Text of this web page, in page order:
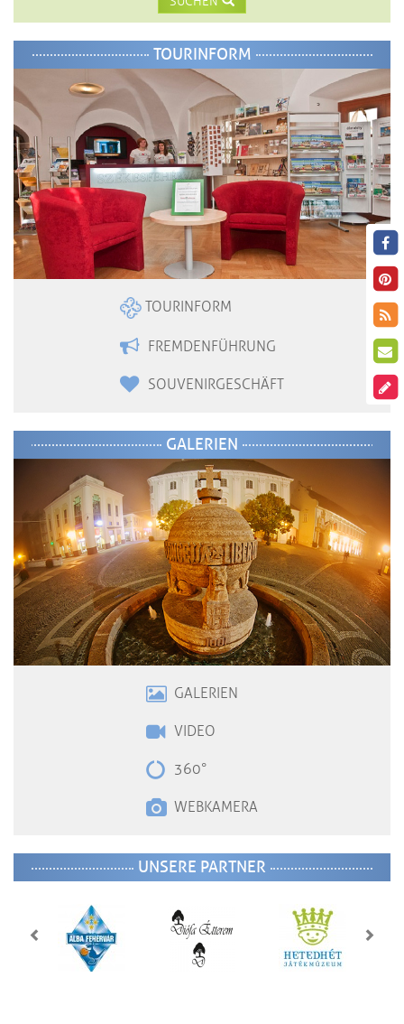
TOURINFORM
TOURINFORM
FREMDENFÜHRUNG
SOUVENIRGESCHÄFT
GALERIEN
GALERIEN
VIDEO
360°
WEBKAMERA
UNSERE PARTNER